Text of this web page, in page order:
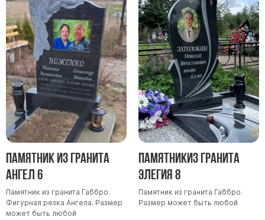
Памятники в форме волны
Хачкары
Памятники ростовые
Памятники в форме скалы
Памятник Родителям
Флагштоки
Буквы из латуни
Ограды из гранита
Памятник из гранита
Ангел 6
Памятник из гранита Габбро.
Фигурная резка Ангела. Размер
может быть любой
Памятникиз гранита
Элегия 8
Памятник из гранита Габбро.
Размер может быть любой